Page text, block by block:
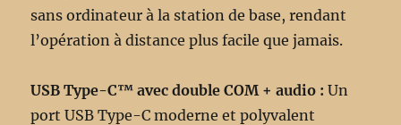
sans ordinateur à la station de base, rendant
l’opération à distance plus facile que jamais.
USB Type-C™ avec double COM + audio : Un
port USB Type-C moderne et polyvalent